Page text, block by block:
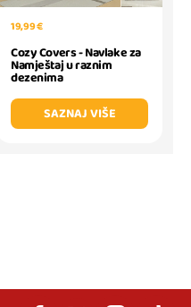
19,99 €
Cozy Covers - Navlake za
Namještaj u raznim
dezenima
SAZNAJ VIŠE